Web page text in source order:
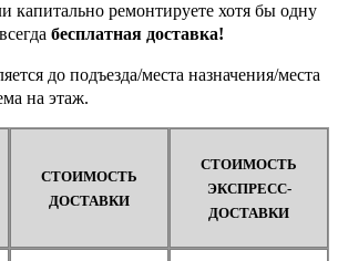
капитально ремонтируете хотя бы одну
бесплатная доставка!
до подъезда/места назначения/места
на этаж.
СТОИМОСТЬ
ДОСТАВКИ
СТОИМОСТЬ
ЭКСПРЕСС-
ДОСТАВКИ